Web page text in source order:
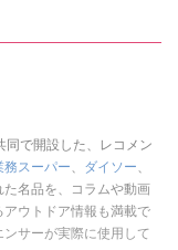
で開設した、レコメン
務スーパー、 ダイソー、
名品を、コラムや動画
ウトドア情報も満載で
サーが実際に使用して